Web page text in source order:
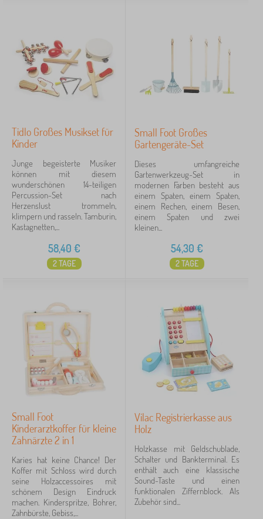
e
z
e
u
g
✓ Weihnachten Geschenke bis 60 €
9
Rabatt
424
Tip
60
FILTERN
Tidlo Großes Musikset für
Kinder
Junge begeisterte Musiker
können mit diesem
wunderschönen 14-teiligen
Percussion-Set nach
Herzenslust trommeln,
klimpern und rasseln. Tamburin,
Kastagnetten,...
58,40 €
2 TAGE
Small Foot Großes
Gartengeräte-Set
Dieses umfangreiche
Gartenwerkzeug-Set in
modernen Farben besteht aus
einem Spaten, einem Spaten,
einem Rechen, einem Besen,
einem Spaten und zwei
kleinen...
54,30 €
2 TAGE
Small Foot
Kinderarztkoffer für kleine
Zahnärzte 2 in 1
Karies hat keine Chance! Der
Koffer mit Schloss wird durch
seine Holzaccessoires mit
schönem Design Eindruck
machen. Kinderspritze, Bohrer,
Zahnbürste, Gebiss,...
Vilac Registrierkasse aus
Holz
Holzkasse mit Geldschublade,
Schalter und Bankterminal. Es
enthält auch eine klassische
Sound-Taste und einen
funktionalen Ziffernblock. Als
Zubehör sind...